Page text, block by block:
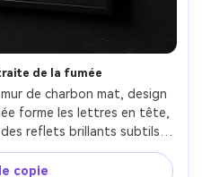
de la fumée
de charbon mat, design
forme les lettres en tête,
reflets brillants subtils,
page moderne, vignette
éclairage studio discret,
copie